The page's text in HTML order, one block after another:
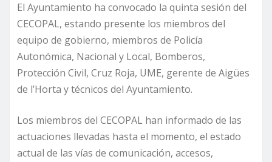
El Ayuntamiento ha convocado la quinta sesión del
CECOPAL, estando presente los miembros del
equipo de gobierno, miembros de Policía
Autonómica, Nacional y Local, Bomberos,
Protección Civil, Cruz Roja, UME, gerente de Aigües
de l’Horta y técnicos del Ayuntamiento.
Los miembros del CECOPAL han informado de las
actuaciones llevadas hasta el momento, el estado
actual de las vías de comunicación, accesos,